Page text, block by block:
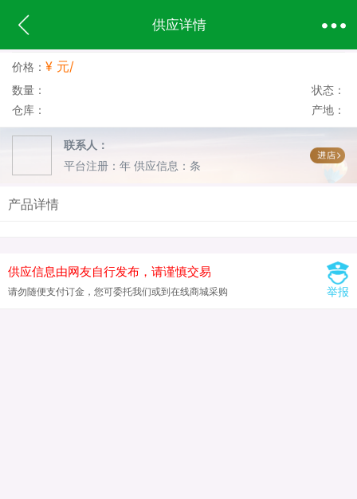
供应详情
价格： ¥ 元/
数量：
仓库：
状态：
产地：
联系人：
平台注册：年 供应信息：条
产品详情
举报
供应信息由网友自行发布，请谨慎交易
请勿随便支付订金，您可委托我们或到在线商城采购